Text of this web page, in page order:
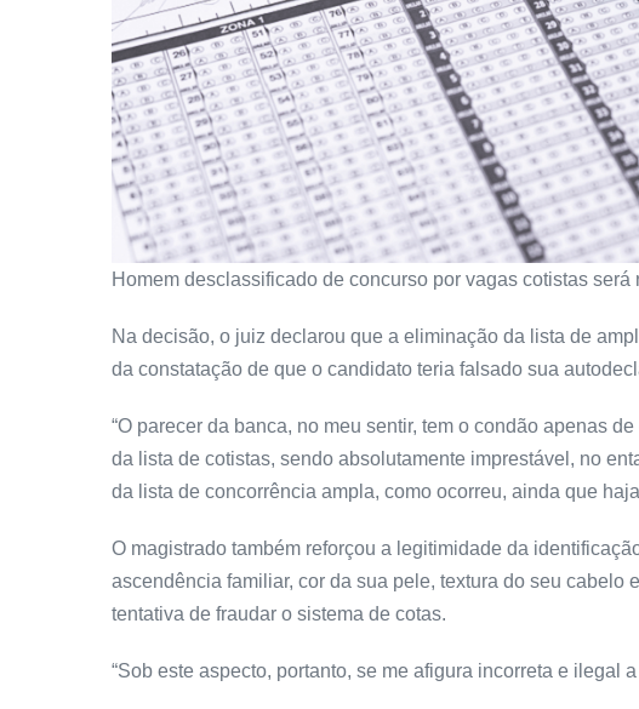
Homem desclassificado de concurso por vagas cotistas
Na decisão, o juiz declarou que a eliminação da lista de
da constatação de que o candidato teria falsado sua
“O parecer da banca, no meu sentir, tem o condão apenas
da lista de cotistas, sendo absolutamente imprestável, no
da lista de concorrência ampla, como ocorreu, ainda que
O magistrado também reforçou a legitimidade da
ascendência familiar, cor da sua pele, textura do seu cabelo
tentativa de fraudar o sistema de cotas.
“Sob este aspecto, portanto, se me afigura incorreta e ilegal